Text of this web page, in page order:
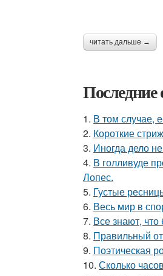
читать дальше →
Последние
1. В том случае,
2. Короткие
3. Иногда дело
4. В голливуде
Лопес.
5. Густые
6. Весь мир в
7. Все знают,
8. Правильный
9. Поэтическая
10. Сколько